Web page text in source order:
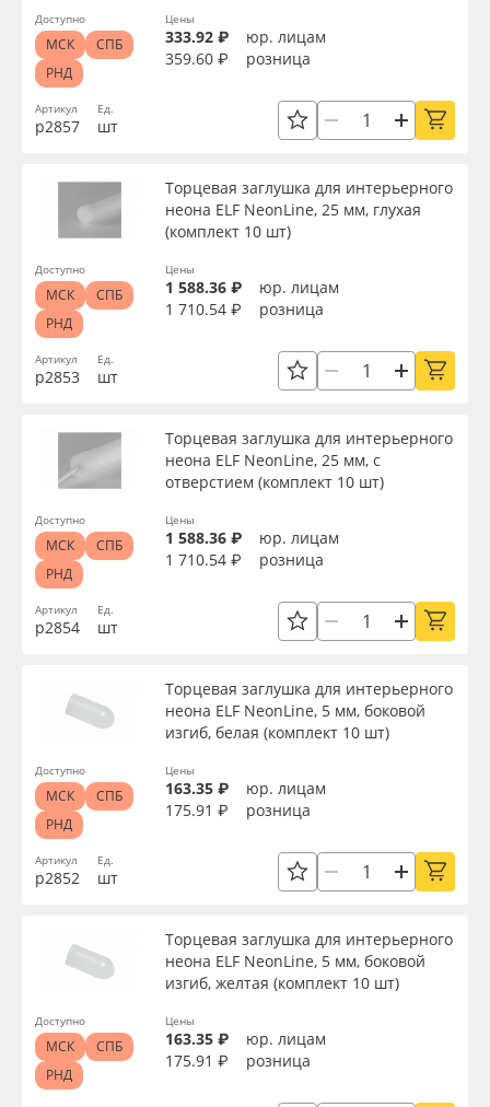
Баннер
Заготовки для сувениров
Производитель
Назначение
Доступность
Применить
Сбросить фильтр
Артикул
р2857
Ед.
шт
Цены
333.92 ₽
юр. лицам
359.60 ₽
розница
Доступно
МСК
СПБ
РНД
Артикул
р2853
Торцевая заглушка для интерьерного
неона ELF NeonLine, 25 мм, глухая
(комплект 10 шт)
Ед.
шт
Цены
1 588.36 ₽
юр. лицам
1 710.54 ₽
розница
Доступно
МСК
СПБ
РНД
Артикул
р2854
Торцевая заглушка для интерьерного
неона ELF NeonLine, 25 мм, с
отверстием (комплект 10 шт)
Ед.
шт
Цены
1 588.36 ₽
юр. лицам
1 710.54 ₽
розница
Доступно
МСК
СПБ
РНД
Артикул
р2852
Торцевая заглушка для интерьерного
неона ELF NeonLine, 5 мм, боковой
изгиб, белая (комплект 10 шт)
Ед.
шт
Цены
163.35 ₽
юр. лицам
175.91 ₽
розница
Доступно
МСК
СПБ
РНД
Торцевая заглушка для интерьерного
неона ELF NeonLine, 5 мм, боковой
изгиб, желтая (комплект 10 шт)
Цены
163.35 ₽
юр. лицам
175.91 ₽
розница
Доступно
МСК
СПБ
РНД